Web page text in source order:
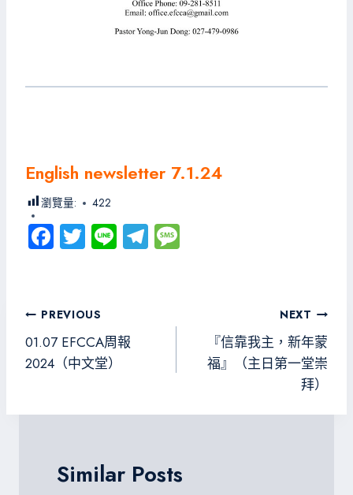
English newsletter 7.1.24
瀏覽量: 422
Fa
o
ok
T
er
Li Te
文
章
導
PREVIOUS
01.07 EFCCA周報
2024（中文堂）
NEXT
『信靠我主，新年蒙
福』（主日第一堂崇
拜）
Similar Posts